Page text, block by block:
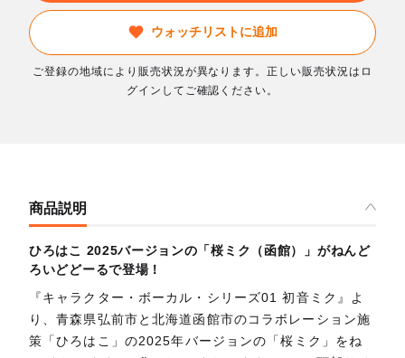
ウォッチリストに追加
ご登録の地域により販売状況が異なります。正しい販売状況はロ
グインしてご確認ください。
商品説明
ひろはこ 2025バージョンの「桜ミク（函館）」がねんど
ろいどどーるで登場！
『キャラクター・ボーカル・シリーズ01 初音ミク』よ
り、青森県弘前市と北海道函館市のコラボレーション施
策「ひろはこ」の2025年バージョンの「桜ミク」をね